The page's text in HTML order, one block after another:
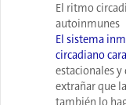
El ritmo
autoinmunes
El sistema
circadiano
estacionales
extrañar que